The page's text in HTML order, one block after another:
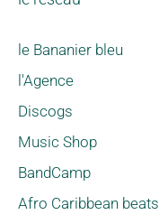
le Bananier bleu
l'Agence
Discogs
Music Shop
BandCamp
Afro Caribbean beats